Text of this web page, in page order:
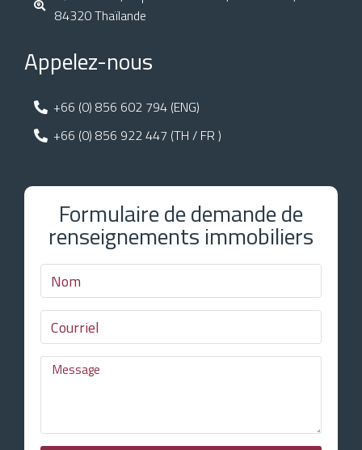
84320 Thaïlande
Appelez-nous
+66 (0) 856 602 794 (ENG)
+66 (0) 856 922 447 (TH / FR )
Formulaire de demande de
renseignements immobiliers